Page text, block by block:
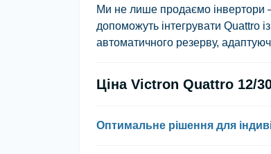
Ми не лише продаємо інвертори
допоможуть інтегрувати Quattro
автоматичного резерву,
Ціна Victron Quattro 12/
Оптимальне рішення для